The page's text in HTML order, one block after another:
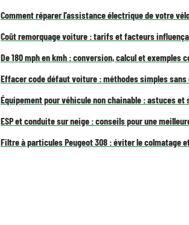
Comment réparer l’assistance électrique de votre
Coût remorquage voiture : tarifs et facteurs
De 180 mph en kmh : conversion, calcul et exemples
Effacer code défaut voiture : méthodes simples
Équipement pour véhicule non chainable : astuces
ESP et conduite sur neige : conseils pour une
Filtre à particules Peugeot 308 : éviter le colmatage